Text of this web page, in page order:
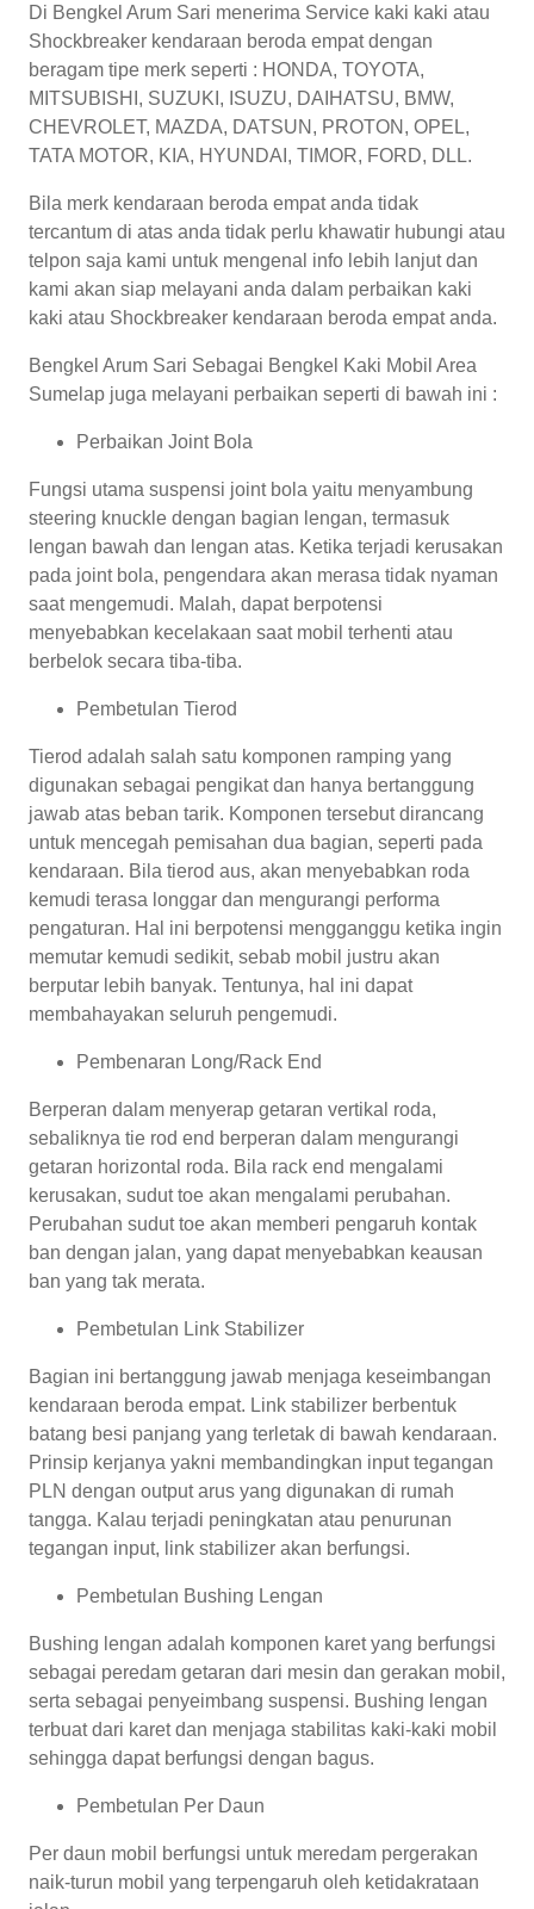
Di Bengkel Arum Sari menerima Service kaki kaki atau
Shockbreaker kendaraan beroda empat dengan
beragam tipe merk seperti : HONDA, TOYOTA,
MITSUBISHI, SUZUKI, ISUZU, DAIHATSU, BMW,
CHEVROLET, MAZDA, DATSUN, PROTON, OPEL,
TATA MOTOR, KIA, HYUNDAI, TIMOR, FORD, DLL.
Bila merk kendaraan beroda empat anda tidak
tercantum di atas anda tidak perlu khawatir hubungi atau
telpon saja kami untuk mengenal info lebih lanjut dan
kami akan siap melayani anda dalam perbaikan kaki
kaki atau Shockbreaker kendaraan beroda empat anda.
Bengkel Arum Sari Sebagai Bengkel Kaki Mobil Area
Sumelap juga melayani perbaikan seperti di bawah ini :
Perbaikan Joint Bola
Fungsi utama suspensi joint bola yaitu menyambung
steering knuckle dengan bagian lengan, termasuk
lengan bawah dan lengan atas. Ketika terjadi kerusakan
pada joint bola, pengendara akan merasa tidak nyaman
saat mengemudi. Malah, dapat berpotensi
menyebabkan kecelakaan saat mobil terhenti atau
berbelok secara tiba-tiba.
Pembetulan Tierod
Tierod adalah salah satu komponen ramping yang
digunakan sebagai pengikat dan hanya bertanggung
jawab atas beban tarik. Komponen tersebut dirancang
untuk mencegah pemisahan dua bagian, seperti pada
kendaraan. Bila tierod aus, akan menyebabkan roda
kemudi terasa longgar dan mengurangi performa
pengaturan. Hal ini berpotensi mengganggu ketika ingin
memutar kemudi sedikit, sebab mobil justru akan
berputar lebih banyak. Tentunya, hal ini dapat
membahayakan seluruh pengemudi.
Pembenaran Long/Rack End
Berperan dalam menyerap getaran vertikal roda,
sebaliknya tie rod end berperan dalam mengurangi
getaran horizontal roda. Bila rack end mengalami
kerusakan, sudut toe akan mengalami perubahan.
Perubahan sudut toe akan memberi pengaruh kontak
ban dengan jalan, yang dapat menyebabkan keausan
ban yang tak merata.
Pembetulan Link Stabilizer
Bagian ini bertanggung jawab menjaga keseimbangan
kendaraan beroda empat. Link stabilizer berbentuk
batang besi panjang yang terletak di bawah kendaraan.
Prinsip kerjanya yakni membandingkan input tegangan
PLN dengan output arus yang digunakan di rumah
tangga. Kalau terjadi peningkatan atau penurunan
tegangan input, link stabilizer akan berfungsi.
Pembetulan Bushing Lengan
Bushing lengan adalah komponen karet yang berfungsi
sebagai peredam getaran dari mesin dan gerakan mobil,
serta sebagai penyeimbang suspensi. Bushing lengan
terbuat dari karet dan menjaga stabilitas kaki-kaki mobil
sehingga dapat berfungsi dengan bagus.
Pembetulan Per Daun
Per daun mobil berfungsi untuk meredam pergerakan
naik-turun mobil yang terpengaruh oleh ketidakrataan